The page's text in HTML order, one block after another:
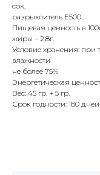
сок,
разрыхлитель Е500.
Пищевая ценность в
жиры – 2,8г.
Условие хранения: при
влажности
не более 75%
Энергетическая
Вес: 45 гр. + 5 гр.
Срок годности: 180 дней